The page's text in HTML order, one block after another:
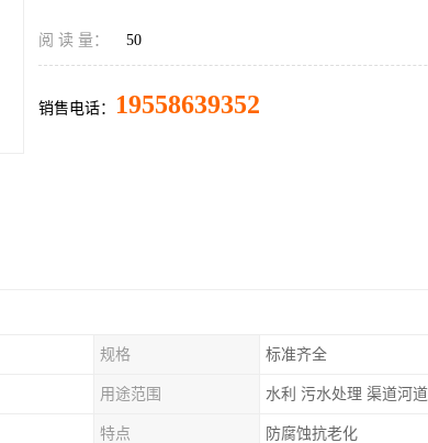
阅 读 量： 50
销售电话： 19558639352
规格 标准齐全
用途范围 水利 污水处理 渠道河道
特点 防腐蚀抗老化